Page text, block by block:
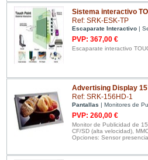
Sistema interactivo
Ref: SRK-ESK-TP
Escaparate Interactivo |
PVP: 367,00 €
Escaparate interactivo
Advertising Display
Ref: SRK-156HD-1
Pantallas | Monitores de
PVP: 260,00 €
Monitor de Publicidad de
CF/SD (alta velocidad),
Opciones: Sensor